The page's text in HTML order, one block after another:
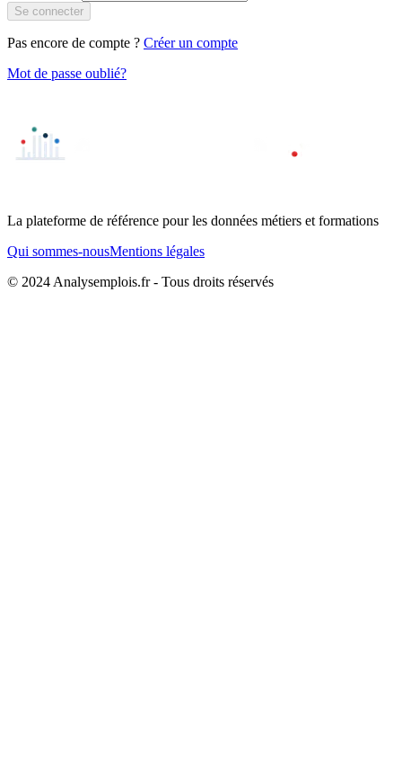
Se connecter
Pas encore de compte ? Créer un compte
Mot de passe oublié?
La plateforme de référence pour les données métiers et formations
Qui sommes-nousMentions légales
© 2024 Analysemplois.fr - Tous droits réservés